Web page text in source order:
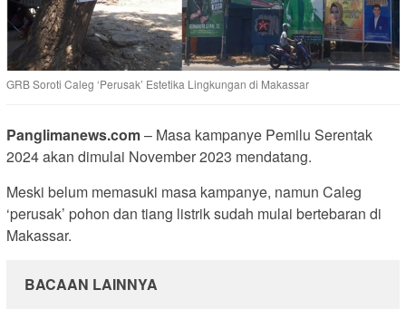
GRB Soroti Caleg ‘Perusak’ Estetika Lingkungan di Makassar
Panglimanews.com– Masa kampanye Pemilu Serentak
2024 akan dimulai November 2023 mendatang.
Meski belum memasuki masa kampanye, namun Caleg
‘perusak’ pohon dan tiang listrik sudah mulai bertebaran di
Makassar.
BACAAN LAINNYA